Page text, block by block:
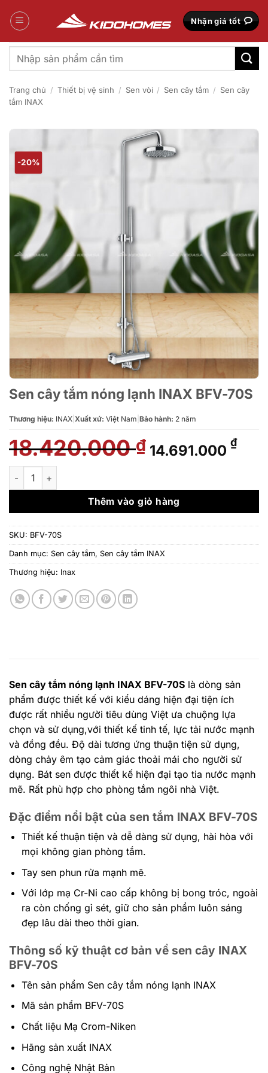
qua
Nhận giá tốt
Tìm
kiếm:
Trang chủ / Thiết bị vệ sinh / Sen vòi / Sen cây tắm / Sen cây
tắm INAX
-20%
Sen cây tắm nóng lạnh INAX BFV-70S
Thương hiệu: INAX Xuất xứ: Việt Nam Bảo hành: 2 năm
18.420.000₫ Giá
gốc
18.420.000 ₫.
14.691.000 ₫Giá
là:
Sen cây tắm nóng lạnh INAX BFV-70S số lượng
Thêm vào giỏ hàng
SKU: BFV-70S
Danh mục: Sen cây tắm, Sen cây tắm INAX
Thương hiệu: Inax
Sen cây tắm nóng lạnh INAX BFV-70S là dòng sản
phẩm được thiết kế với kiểu dáng hiện đại tiện ích
được rất nhiều người tiêu dùng Việt ưa chuộng lựa
chọn và sử dụng,với thiết kế tinh tế, lực tải nước mạnh
và đồng đều. Độ dài tương ứng thuận tiện sử dụng,
dòng chảy êm tạo cảm giác thoải mái cho người sử
dụng. Bát sen được thiết kế hiện đại tạo tia nước mạnh
mẽ. Rất phù hợp cho phòng tắm ngôi nhà Việt.
Đặc điểm nổi bật của sen tắm INAX BFV-70S
Thiết kế thuận tiện và dễ dàng sử dụng, hài hòa với
mọi không gian phòng tắm.
Tay sen phun rửa mạnh mẽ.
Với lớp mạ Cr-Ni cao cấp không bị bong tróc, ngoài
ra còn chống gỉ sét, giữ cho sản phẩm luôn sáng
đẹp lâu dài theo thời gian.
Thông số kỹ thuật cơ bản về sen cây INAX
BFV-70S
Tên sản phẩm Sen cây tắm nóng lạnh INAX
Mã sản phẩm BFV-70S
Chất liệu Mạ Crom-Niken
Hãng sản xuất INAX
Công nghệ Nhật Bản